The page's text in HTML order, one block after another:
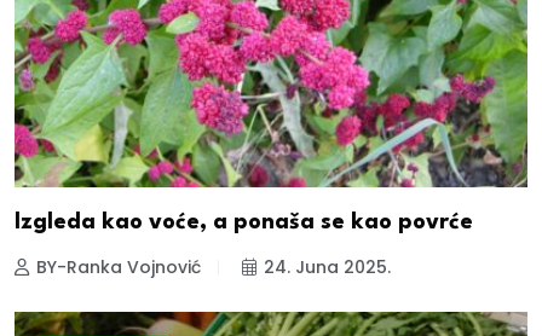
Izgleda kao voće, a ponaša se kao povrće
BY-Ranka Vojnović 24. Juna 2025.